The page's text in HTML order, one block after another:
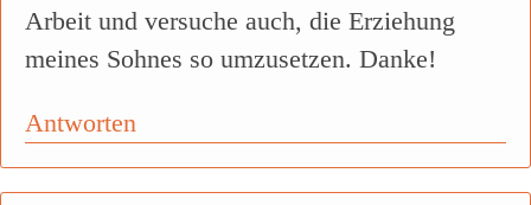
Arbeit und versuche auch, die Erziehung
meines Sohnes so umzusetzen. Danke!
Antworten